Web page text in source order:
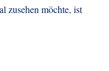
zusehen möchte, ist